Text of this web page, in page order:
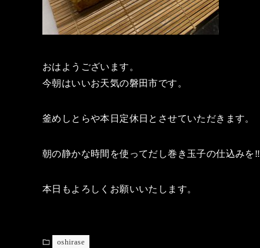
おはようございます。
今朝はいいお天気の磐田市です。
釜めしとらや本日定休日とさせていただきます。
朝の静かな時間を使ってだし巻き玉子の仕込みを‼️
本日もよろしくお願いいたします。
oshirase